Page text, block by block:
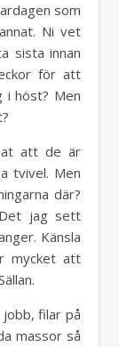
som
Ni vet
sista innan
för att
i höst? Men
att de är
tvivel. Men
där?
jag sett
Känsla
mycket att
filar på
massor så